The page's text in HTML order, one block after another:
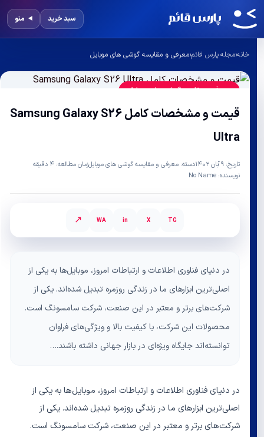
سبد خرید منو
خانه‹مجله پارس قائم‹معرفی و مقایسه گوشی های موبایل
معرفی و مقایسه گوشی های موبایل
قیمت و مشخصات کامل Samsung Galaxy S26
Ultra
تاریخ:۹ آبان ۱۴۰۲ دسته:معرفی و مقایسه گوشی های موبایلزمان مطالعه:۴ دقیقه
نویسنده:No Name
TG
WA
↗
در دنیای فناوری اطلاعات و ارتباطات امروز، موبایل‌ها به یکی از
اصلی‌ترین ابزارهای ما در زندگی روزمره تبدیل شده‌اند. یکی از
شرکت‌های برتر و معتبر در این صنعت، شرکت سامسونگ است.
محصولات این شرکت، با کیفیت بالا و ویژگی‌های فراوان
توانسته‌اند جایگاه ویژه‌ای در بازار جهانی داشته باشند.…
در دنیای فناوری اطلاعات و ارتباطات امروز، موبایل‌ها به یکی از
اصلی‌ترین ابزارهای ما در زندگی روزمره تبدیل شده‌اند. یکی از
شرکت‌های برتر و معتبر در این صنعت، شرکت سامسونگ است.